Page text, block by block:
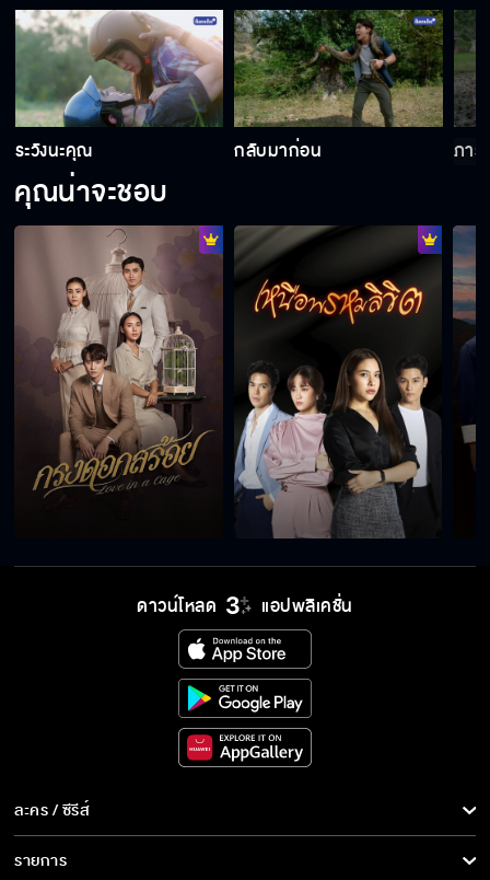
ล้างกลิ่นโคลน
แผนการที่ช่วยให้ได้เฝ้าไข้
จูบนี้แก้อาการหึง
เรารักกันจะตาย
งานนี้ได้หย่ากันแน่
ระวังนะคุณ กลับมาก่อน ภาร
คุณน่าจะชอบ
ดาวน์โหลด แอปพลิเคชั่น
ละคร / ซีรีส์
ละคร/ซีรีส์
รายการ